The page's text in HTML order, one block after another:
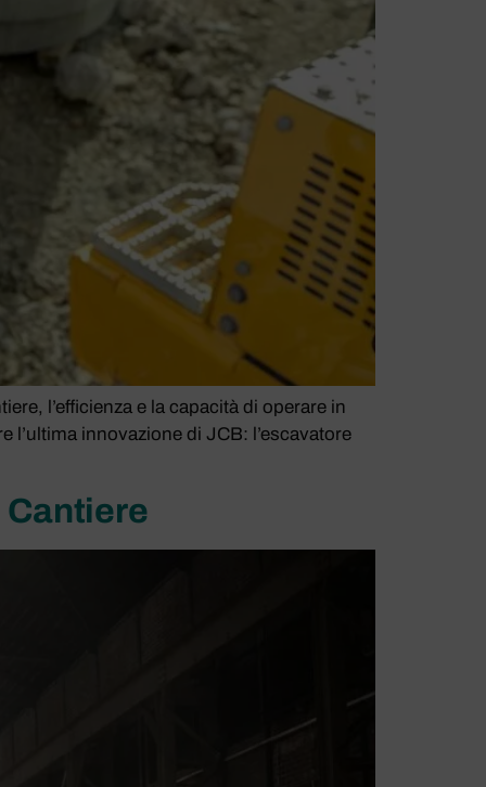
l’efficienza e la capacità di operare in
innovazione di JCB: l’escavatore
Cantiere